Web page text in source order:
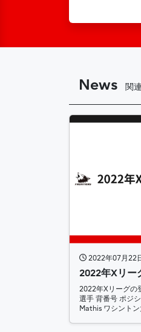
News 関
2022年07月22
2022年Xリー
2022年Xリーグの
選手 背番号 ポジ
Mathis ワシント